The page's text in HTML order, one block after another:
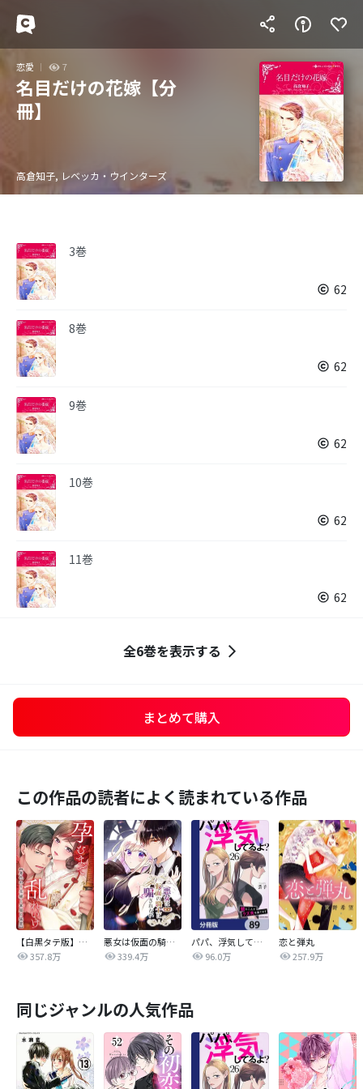
恋愛 7
名目だけの花嫁【分
冊】
高倉知子, レベッカ・ウインターズ
3巻
62
8巻
62
9巻
62
10巻
62
11巻
62
全6巻を表示する
まとめて購入
この作品の読者によく読まれている作品
【白黒タテ版】孕むまで乱れいけ～身代わり花嫁と軍服の猛愛
357.8万
悪女は仮面の騎士に騙されない
339.4万
パパ、浮気してるよ？娘と二人でクズ夫を捨てます【分冊版】
96.0万
恋と弾丸
257.9万
同じジャンルの人気作品